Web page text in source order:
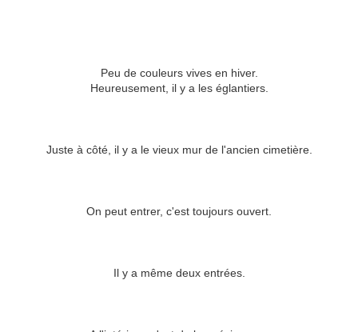
Peu de couleurs vives en hiver.
Heureusement, il y a les églantiers.
Juste à côté, il y a le vieux mur de l'ancien cimetière.
On peut entrer, c'est toujours ouvert.
Il y a même deux entrées.